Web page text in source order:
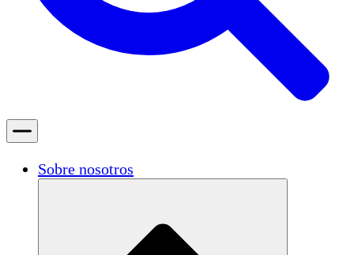
Sobre nosotros